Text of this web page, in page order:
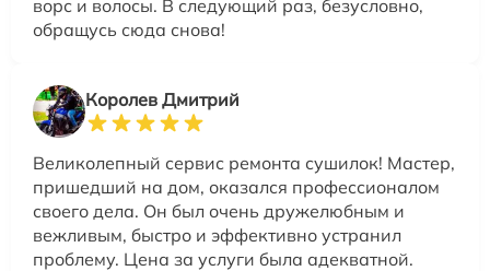
ворс и волосы. В следующий раз, безусловно,
обращусь сюда снова!
Королев Дмитрий
Великолепный сервис ремонта сушилок! Мастер,
пришедший на дом, оказался профессионалом
своего дела. Он был очень дружелюбным и
вежливым, быстро и эффективно устранил
проблему. Цена за услуги была адекватной.